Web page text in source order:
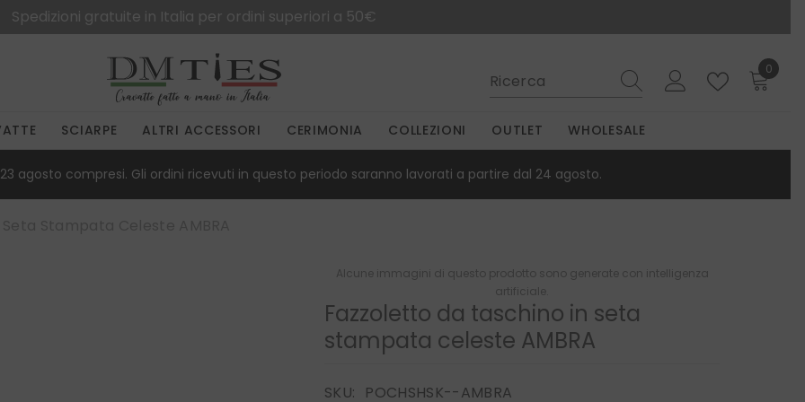
0
0
SCIARPE ALTRI ACCESSORI CERIMONIA COLLEZIONI OUTLET WHOLESALE
agosto compresi. Gli ordini ricevuti in questo periodo saranno lavorati a partire dal 24 agosto.
Alcune immagini di questo prodotto sono generate con intelligenza
artificiale.
Fazzoletto da taschino in seta
stampata celeste AMBRA
SKU:
POCHSHSK--AMBRA